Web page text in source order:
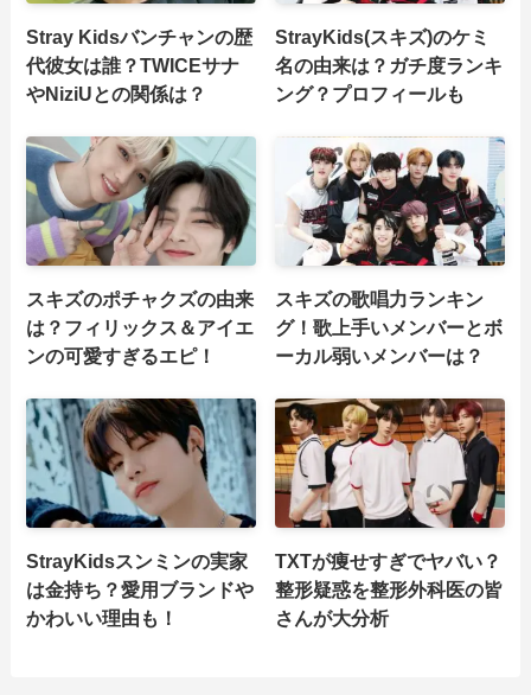
Stray Kidsバンチャンの歴
代彼女は誰？TWICEサナ
やNiziUとの関係は？
StrayKids(スキズ)のケミ
名の由来は？ガチ度ランキ
ング？プロフィールも
スキズのポチャクズの由来
は？フィリックス＆アイエ
ンの可愛すぎるエピ！
スキズの歌唱力ランキン
グ！歌上手いメンバーとボ
ーカル弱いメンバーは？
StrayKidsスンミンの実家
は金持ち？愛用ブランドや
かわいい理由も！
TXTが痩せすぎでヤバい？
整形疑惑を整形外科医の皆
さんが大分析